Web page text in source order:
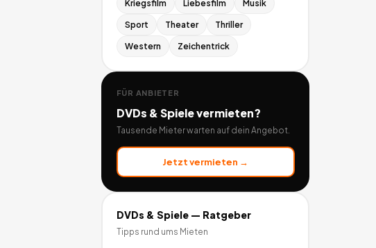
Kriegsfilm Liebesfilm Musik
Sport Theater Thriller
Western Zeichentrick
FÜR ANBIETER
DVDs & Spielevermieten?
Tausende Mieter warten auf dein Angebot.
Jetzt vermieten →
DVDs & Spiele— Ratgeber
Tipps rund ums Mieten